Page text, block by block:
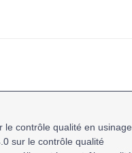
lecontrôle qualité en usinage
sur lecontrôle qualité